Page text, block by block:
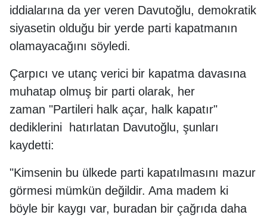
iddialarına da yer veren Davutoğlu, demokratik
siyasetin olduğu bir yerde parti kapatmanın
olamayacağını söyledi.
Çarpıcı ve utanç verici bir kapatma davasına
muhatap olmuş bir parti olarak, her
zaman "Partileri halk açar, halk kapatır"
dediklerini hatırlatan Davutoğlu, şunları
kaydetti:
"Kimsenin bu ülkede parti kapatılmasını mazur
görmesi mümkün değildir. Ama madem ki
böyle bir kaygı var, buradan bir çağrıda daha